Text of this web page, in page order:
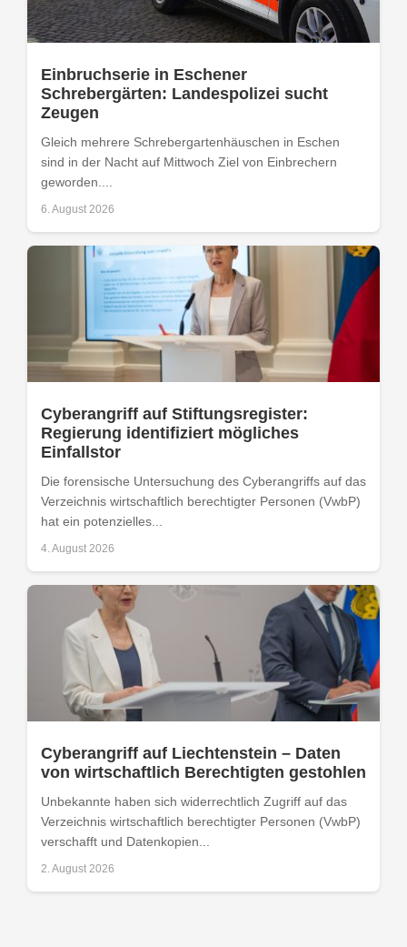
Einbruchserie in Eschener
Schrebergärten: Landespolizei sucht
Zeugen
Gleich mehrere Schrebergartenhäuschen in Eschen
sind in der Nacht auf Mittwoch Ziel von Einbrechern
geworden....
6. August 2026
Cyberangriff auf Stiftungsregister:
Regierung identifiziert mögliches
Einfallstor
Die forensische Untersuchung des Cyberangriffs auf das
Verzeichnis wirtschaftlich berechtigter Personen (VwbP)
hat ein potenzielles...
4. August 2026
Cyberangriff auf Liechtenstein – Daten
von wirtschaftlich Berechtigten gestohlen
Unbekannte haben sich widerrechtlich Zugriff auf das
Verzeichnis wirtschaftlich berechtigter Personen (VwbP)
verschafft und Datenkopien...
2. August 2026